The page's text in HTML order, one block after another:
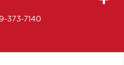
373-7140